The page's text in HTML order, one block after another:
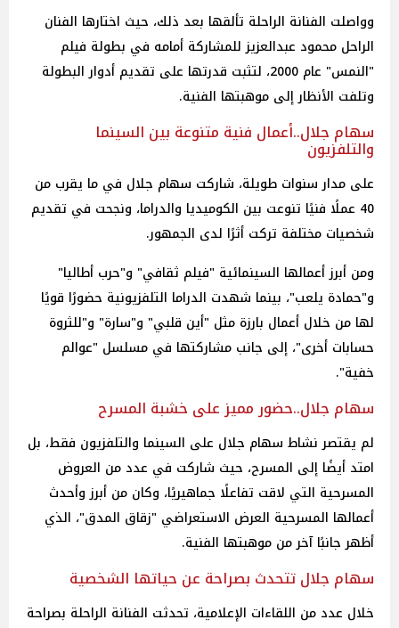
وواصلت الفنانة الراحلة تألقها بعد ذلك، حيث اختارها الفنان
الراحل محمود عبدالعزيز للمشاركة أمامه في بطولة فيلم
"النمس" عام 2000، لتثبت قدرتها على تقديم أدوار البطولة
وتلفت الأنظار إلى موهبتها الفنية.
سهام جلال..أعمال فنية متنوعة بين السينما
والتلفزيون
على مدار سنوات طويلة، شاركت سهام جلال في ما يقرب من
40 عملًا فنيًا تنوعت بين الكوميديا والدراما، ونجحت في تقديم
شخصيات مختلفة تركت أثرًا لدى الجمهور.
ومن أبرز أعمالها السينمائية "فيلم ثقافي" و"حرب أطاليا"
و"حمادة يلعب"، بينما شهدت الدراما التلفزيونية حضورًا قويًا
لها من خلال أعمال بارزة مثل "أين قلبي" و"سارة" و"للثروة
حسابات أخرى"، إلى جانب مشاركتها في مسلسل "عوالم
خفية".
سهام جلال..حضور مميز على خشبة المسرح
لم يقتصر نشاط سهام جلال على السينما والتلفزيون فقط، بل
امتد أيضًا إلى المسرح، حيث شاركت في عدد من العروض
المسرحية التي لاقت تفاعلًا جماهيريًا، وكان من أبرز وأحدث
أعمالها المسرحية العرض الاستعراضي "زقاق المدق"، الذي
أظهر جانبًا آخر من موهبتها الفنية.
سهام جلال تتحدث بصراحة عن حياتها الشخصية
خلال عدد من اللقاءات الإعلامية، تحدثت الفنانة الراحلة بصراحة